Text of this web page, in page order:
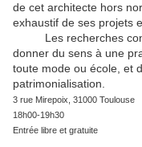
de cet architecte hors
exhaustif de ses projets
Les recherches
donner du sens à une
toute mode ou école, et
patrimonialisation.
3 rue Mirepoix, 31000 Toulouse
18h00-19h30
Entrée libre et gratuite